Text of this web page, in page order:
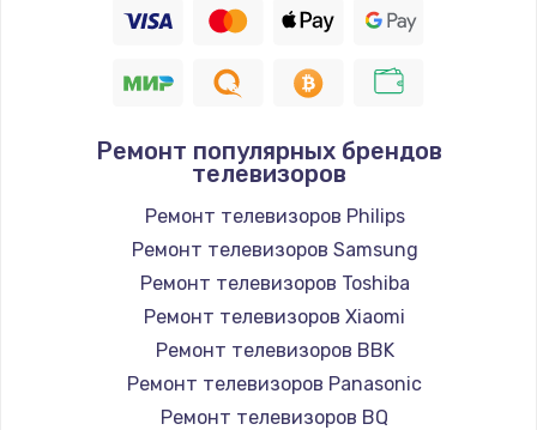
390 руб.
Замена Bluetooth/Wi-Fi модуля
800 руб.
Замена картридера
Заказать
Ремонт популярных брендов
телевизоров
Ремонт телевизоров Philips
Ремонт телевизоров Samsung
Ремонт телевизоров Toshiba
Ремонт телевизоров Xiaomi
Ремонт телевизоров BBK
Ремонт телевизоров Panasonic
Ремонт телевизоров BQ